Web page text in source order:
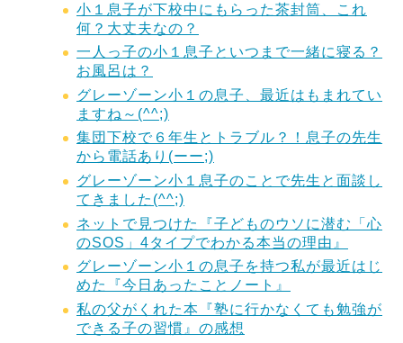
小１息子が下校中にもらった茶封筒、これ
何？大丈夫なの？
一人っ子の小１息子といつまで一緒に寝る？
お風呂は？
グレーゾーン小１の息子、最近はもまれてい
ますね～(^^;)
集団下校で６年生とトラブル？！息子の先生
から電話あり(ーー;)
グレーゾーン小１息子のことで先生と面談し
てきました(^^;)
ネットで見つけた『子どものウソに潜む「心
のSOS」4タイプでわかる本当の理由』
グレーゾーン小１の息子を持つ私が最近はじ
めた『今日あったことノート』
私の父がくれた本『塾に行かなくても勉強が
できる子の習慣』の感想